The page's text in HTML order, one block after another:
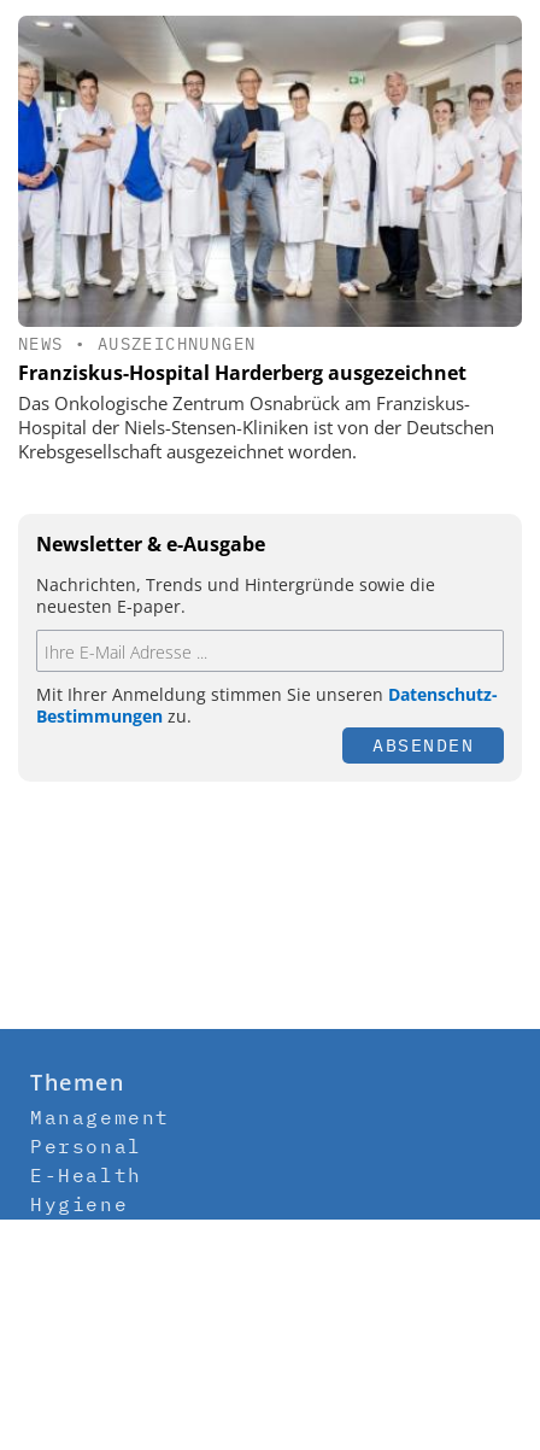
NEWS • AUSZEICHNUNGEN
Franziskus-Hospital Harderberg ausgezeichnet
Das Onkologische Zentrum Osnabrück am Franziskus-
Hospital der Niels-Stensen-Kliniken ist von der Deutschen
Krebsgesellschaft ausgezeichnet worden.
Newsletter & e-Ausgabe
Nachrichten, Trends und Hintergründe sowie die
neuesten E-paper.
Mit Ihrer Anmeldung stimmen Sie unseren Datenschutz-
Bestimmungen zu.
ABSENDEN
Themen
Management
Personal
E-Health
Hygiene